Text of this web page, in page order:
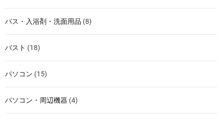
バス・入浴剤・洗面用品 (8)
バスト (18)
パソコン (15)
パソコン・周辺機器 (4)